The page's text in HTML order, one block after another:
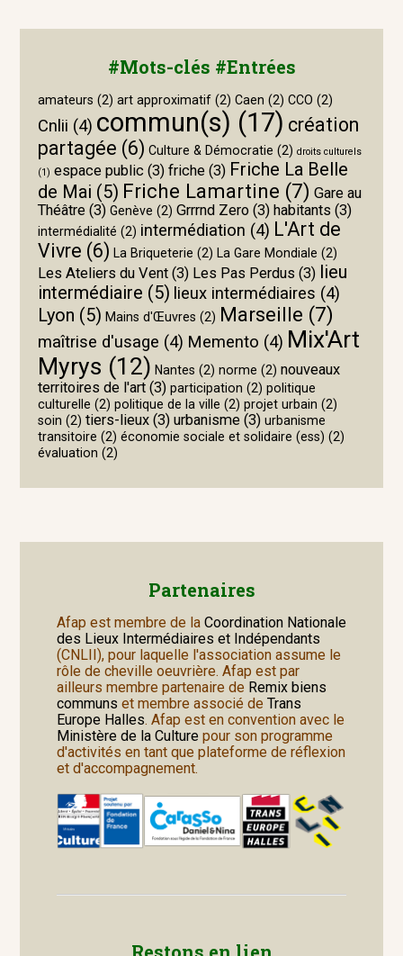
#Mots-clés #Entrées
amateurs (2) art approximatif (2) Caen (2) CCO (2)
Cnlii (4) commun(s) (17) création
partagée (6) Culture & Démocratie (2) droits culturels
(1) espace public (3) friche (3) Friche La Belle
de Mai (5) Friche Lamartine (7) Gare au
Théâtre (3) Genève (2) Grrrnd Zero (3) habitants (3)
intermédialité (2) intermédiation (4) L'Art de
Vivre (6) La Briqueterie (2) La Gare Mondiale (2)
Les Ateliers du Vent (3) Les Pas Perdus (3) lieu
intermédiaire (5) lieux intermédiaires (4)
Lyon (5) Mains d'Œuvres (2) Marseille (7)
maîtrise d'usage (4) Memento (4) Mix'Art
Myrys (12) Nantes (2) norme (2) nouveaux
territoires de l'art (3) participation (2) politique
culturelle (2) politique de la ville (2) projet urbain (2)
soin (2) tiers-lieux (3) urbanisme (3) urbanisme
transitoire (2) économie sociale et solidaire (ess) (2)
évaluation (2)
Partenaires
Afap est membre de la Coordination Nationale
des Lieux Intermédiaires et Indépendants
(CNLII), pour laquelle l'association assume le
rôle de cheville oeuvrière. Afap est par
ailleurs membre partenaire de Remix biens
communs et membre associé de Trans
Europe Halles. Afap est en convention avec le
Ministère de la Culturepour son programme
d'activités en tant que plateforme de réflexion
et d'accompagnement.
Restons en lien